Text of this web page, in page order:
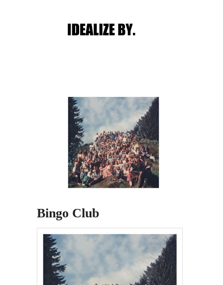
Post navigation
Bingo Club